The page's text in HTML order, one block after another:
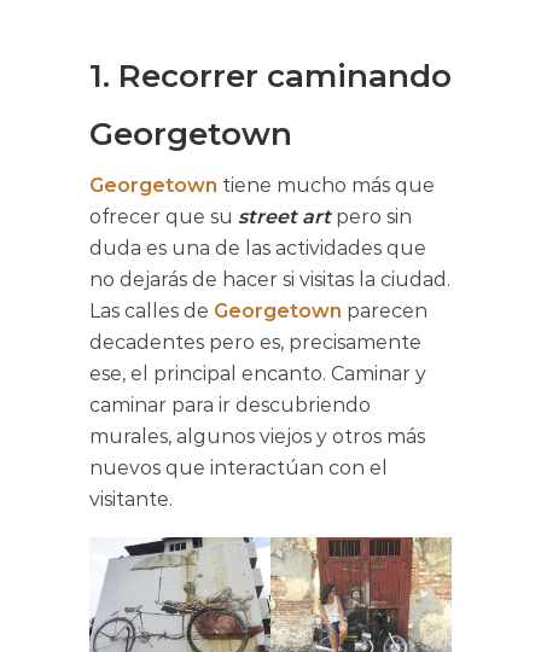
1. Recorrer caminando
Georgetown
Georgetown tiene mucho más que
ofrecer que su street art pero sin
duda es una de las actividades que
no dejarás de hacer si visitas la ciudad.
Las calles de Georgetown parecen
decadentes pero es, precisamente
ese, el principal encanto. Caminar y
caminar para ir descubriendo
murales, algunos viejos y otros más
nuevos que interactúan con el
visitante.